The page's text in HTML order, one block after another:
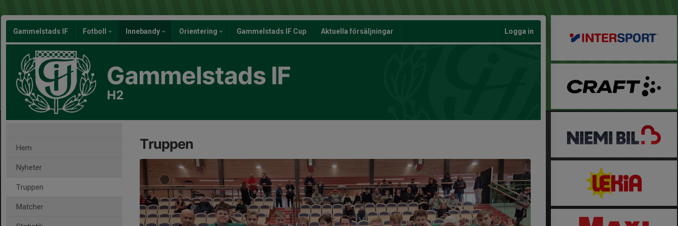
Gammelstads IF Fotboll Innebandy Orientering Gammelstads IF Cup Aktuella försäljningar Logga in
Gammelstads IF
H2
Hem
Nyheter
Truppen
Matcher
Truppen